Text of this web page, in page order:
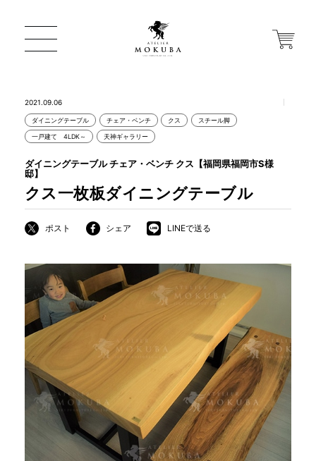
ONLINE STORE
一枚板 ATELIER MOKUBA HOME
MOKUBA について
商品情報
直営店
イベント
2021.09.06
ダイニングテーブル チェア・ベンチ クス スチール脚
一戸建て 4LDK～ 天神ギャラリー
クス一枚板ダイニングテーブル
ダイニングテーブル チェア・ベンチ クス【福岡県福岡市S様
邸】
ポスト シェア LINEで送る